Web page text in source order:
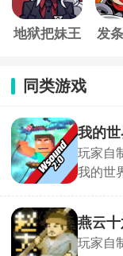
地狱把妹王 发
同类游戏
我的
玩家自
我的世
作道具
村民的
你没有
燕云
玩家自